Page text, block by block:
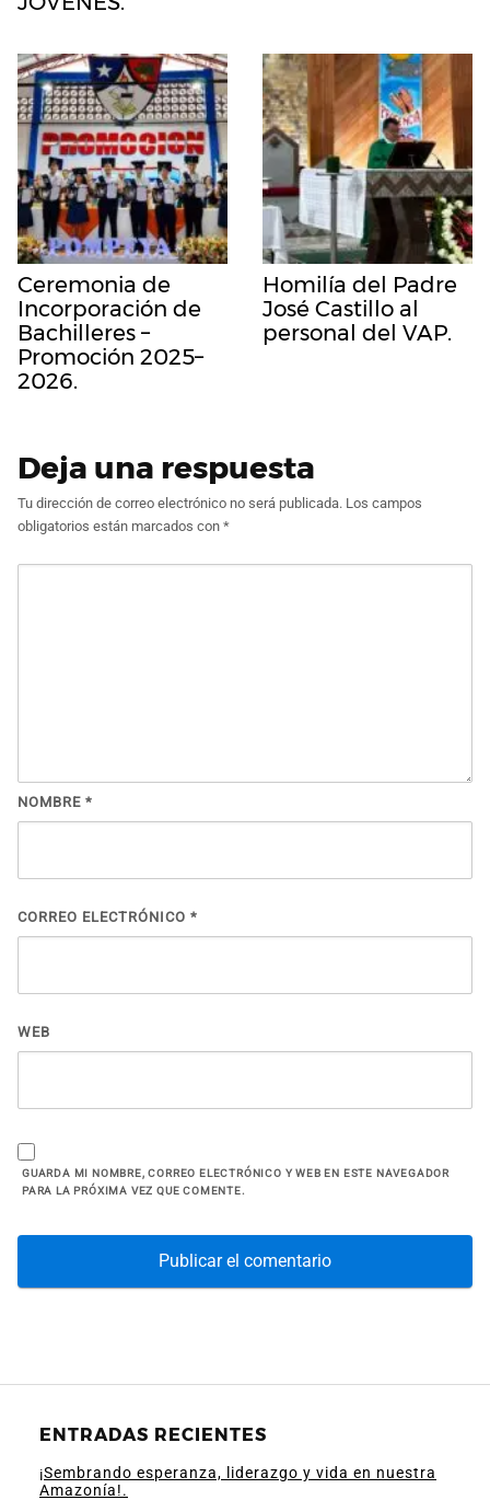
Ceremonia de
Incorporación de
Bachilleres –
Promoción 2025–
2026.
Homilía del Padre
José Castillo al
personal del VAP.
Deja una respuesta
Tu dirección de correo electrónico no será publicada. Los campos
obligatorios están marcados con *
NOMBRE *
CORREO ELECTRÓNICO *
WEB
GUARDA MI NOMBRE, CORREO ELECTRÓNICO Y WEB EN ESTE NAVEGADOR
PARA LA PRÓXIMA VEZ QUE COMENTE.
ENTRADAS RECIENTES
¡Sembrando esperanza, liderazgo y vida en nuestra
Amazonía!.